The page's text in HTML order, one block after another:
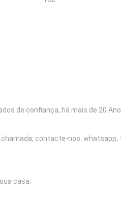
de confiança, há mais de 20
contacte-nos. whatsapp,
casa;